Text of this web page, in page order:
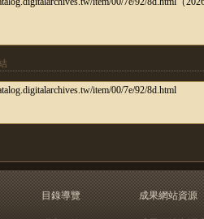
目錄導覽
成果網站資源